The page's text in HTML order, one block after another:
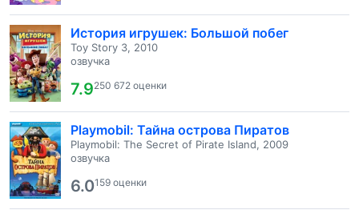
История игрушек: Большой побег
Toy Story 3, 2010
озвучка
7.9250 672 оценки
Playmobil: Тайна острова Пиратов
Playmobil: The Secret of Pirate Island, 2009
озвучка
6.0159 оценки